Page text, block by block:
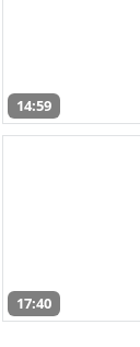
14:59
17:40